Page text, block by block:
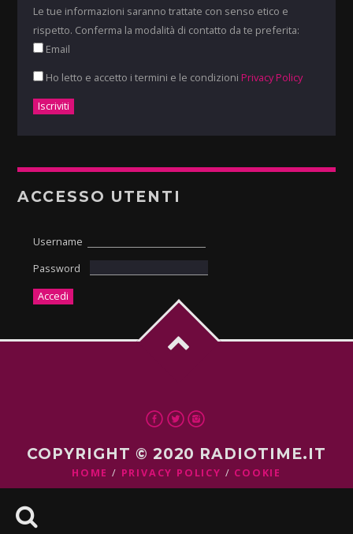
Le tue informazioni saranno trattate con senso etico e
rispetto. Conferma la modalità di contatto da te preferita:
Email
Ho letto e accetto i termini e le condizioni Privacy Policy
ACCESSO UTENTI
Username
Password
COPYRIGHT © 2020 RADIOTIME.IT
HOME PRIVACY POLICY COOKIE